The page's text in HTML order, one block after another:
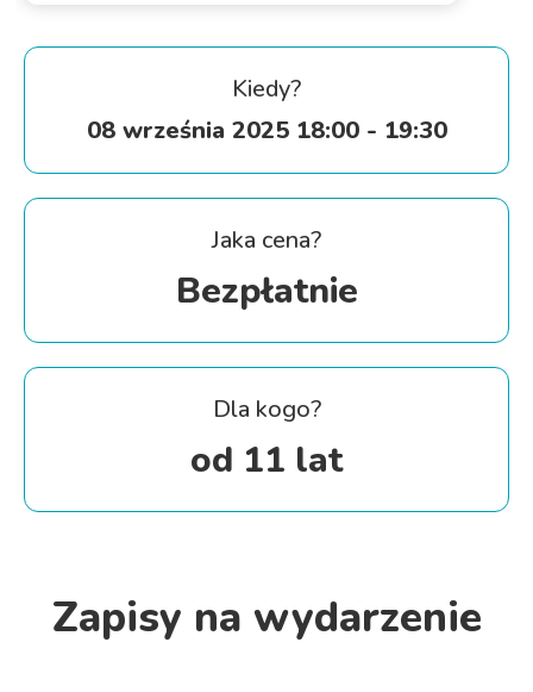
Kiedy?
08 września 2025 18:00 - 19:30
Jaka cena?
Bezpłatnie
Dla kogo?
od 11 lat
Zapisy na wydarzenie